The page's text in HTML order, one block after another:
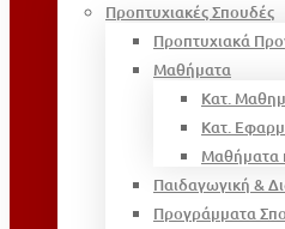
Προπτυχιακές Σπουδές
Προπτυχιακά
Μαθήματα
Κατ.
Κατ.
Μαθήματα
Παιδαγωγική &
Προγράμματα